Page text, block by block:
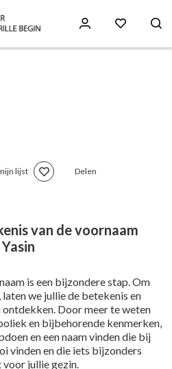
lijst Delen
van de voornaam
Yasin
is een bijzondere stap. Om
we jullie de betekenis en
ontdekken. Door meer te weten
en bijbehorende kenmerken,
en een naam vinden die bij
vinden en die iets bijzonders
jullie gezin.